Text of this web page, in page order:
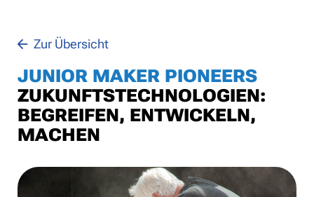
Zur Übersicht
JUNIOR MAKER PIONEERS
ZUKUNFTSTECHNOLOGIEN:
BEGREIFEN, ENTWICKELN,
MACHEN